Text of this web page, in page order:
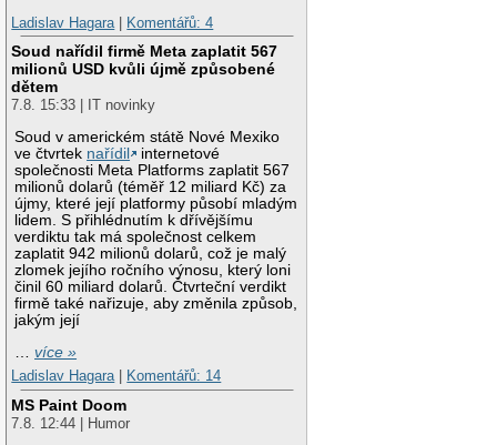
Ladislav Hagara
Komentářů: 4
Soud nařídil firmě Meta zaplatit 567
milionů USD kvůli újmě způsobené
dětem
7.8. 15:33 | IT novinky
Soud v americkém státě Nové Mexiko
ve čtvrtek nařídil
internetové
společnosti Meta Platforms zaplatit 567
milionů dolarů (téměř 12 miliard Kč) za
újmy, které její platformy působí mladým
lidem. S přihlédnutím k dřívějšímu
verdiktu tak má společnost celkem
zaplatit 942 milionů dolarů, což je malý
zlomek jejího ročního výnosu, který loni
činil 60 miliard dolarů. Čtvrteční verdikt
firmě také nařizuje, aby změnila způsob,
jakým její
…více »
Ladislav Hagara| Komentářů: 14
MS Paint Doom
7.8. 12:44 | Humor